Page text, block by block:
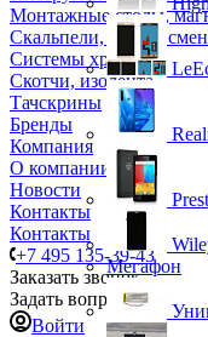
Монтажные столы,
Скальпели, лезвия
Системы хранения
Скотчи, изолента
Тачскрины
Бренды
Компания
О компании
Новости
Контакты
Контакты
+7 495 135-39-43
Заказать звонок
Задать вопрос
Войти
Мегафон